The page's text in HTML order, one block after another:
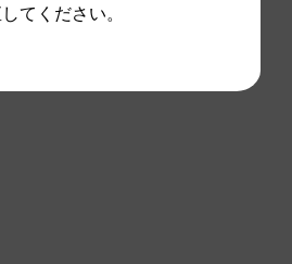
てください。